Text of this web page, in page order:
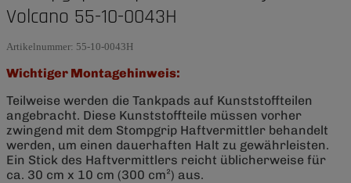
Volcano 55-10-0043H
Artikelnummer: 55-10-0043H
Wichtiger Montagehinweis:
Teilweise werden die Tankpads auf Kunststoffteilen
angebracht. Diese Kunststoffteile müssen vorher
zwingend mit dem Stompgrip Haftvermittler behandelt
werden, um einen dauerhaften Halt zu gewährleisten.
Ein Stick des Haftvermittlers reicht üblicherweise für
ca. 30 cm x 10 cm (300 cm²) aus.